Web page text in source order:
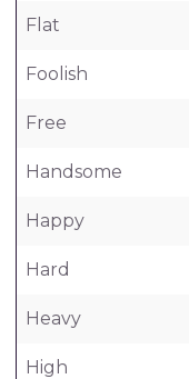
Flat
Foolish
Free
Handsome
Happy
Hard
Heavy
High